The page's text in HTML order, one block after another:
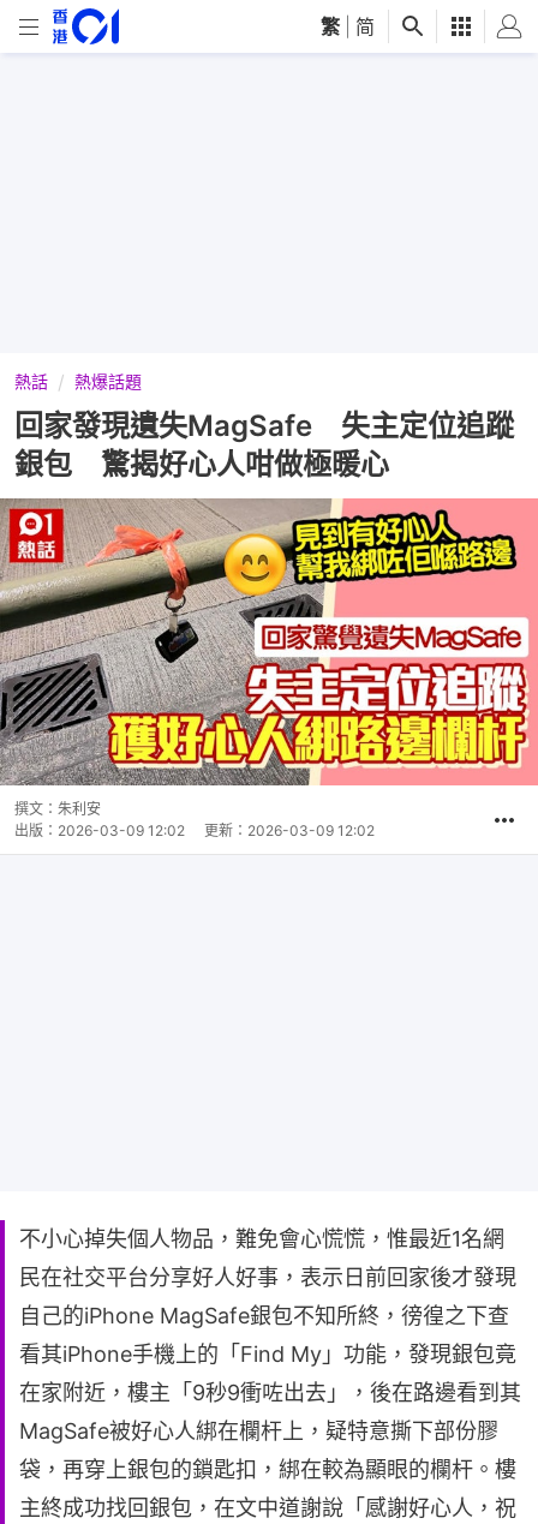
繁 简
熱話 熱爆話題
回家發現遺失MagSafe 失主定位追蹤
銀包 驚揭好心人咁做極暖心
撰文： 朱利安
出版： 2026-03-09 12:02 更新： 2026-03-09 12:02
不小心掉失個人物品，難免會心慌慌，惟最近1名網
民在社交平台分享好人好事，表示日前回家後才發現
自己的iPhone MagSafe銀包不知所終，徬徨之下查
看其iPhone手機上的「Find My」功能，發現銀包竟
在家附近，樓主「9秒9衝咗出去」，後在路邊看到其
MagSafe被好心人綁在欄杆上，疑特意撕下部份膠
袋，再穿上銀包的鎖匙扣，綁在較為顯眼的欄杆。樓
主終成功找回銀包，在文中道謝說「感謝好心人，祝